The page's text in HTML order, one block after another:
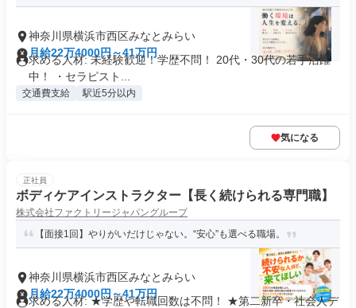
神奈川県横浜市西区みなとみらい
月給22万4000円～41万円
求める人材: 未経験歓迎！学歴不問！ 20代・30代の若手活躍
中！ ・セラピスト...
交通費支給 駅近5分以内
気になる
正社員
ボディケアインストラクター【長く続けられる専門職】
株式会社ファクトリージャパングループ
【面接1回】やりがいだけじゃない。“安心”も選べる職場。
神奈川県横浜市西区みなとみらい
月給22万4000円～41万円
求める人材: ★学歴や転職回数は不問！ ★第二新卒・社会人デ